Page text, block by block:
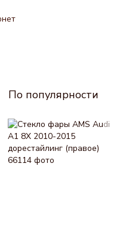
По популярности